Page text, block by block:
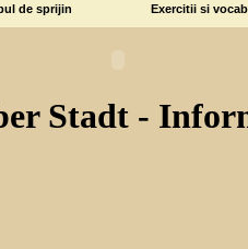
de sprijin Exercitii si
Stadt -